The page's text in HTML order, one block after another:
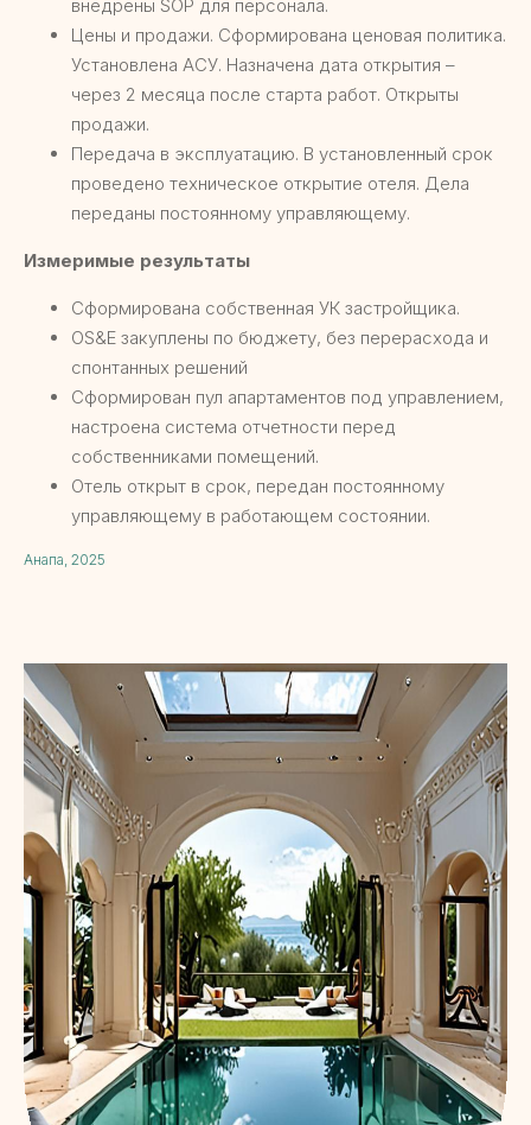
внедрены SOP для персонала.
Цены и продажи. Сформирована ценовая политика.
Установлена АСУ. Назначена дата открытия –
через 2 месяца после старта работ. Открыты
продажи.
Передача в эксплуатацию. В установленный срок
проведено техническое открытие отеля. Дела
переданы постоянному управляющему.
Измеримые результаты
Сформирована собственная УК застройщика.
OS&E закуплены по бюджету, без перерасхода и
спонтанных решений
Сформирован пул апартаментов под управлением,
настроена система отчетности перед
собственниками помещений.
Отель открыт в срок, передан постоянному
управляющему в работающем состоянии.
Анапа, 2025